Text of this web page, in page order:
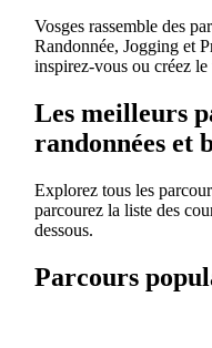
Vosges rassemble des
Randonnée, Jogging et
inspirez-vous ou créez
Les meilleurs
randonnées et
Explorez tous les
parcourez la liste des
dessous.
Parcours